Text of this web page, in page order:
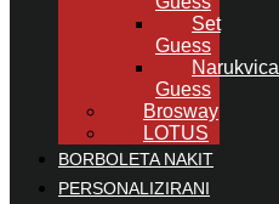
Set
Guess
Narukvica
Guess
Brosway
LOTUS
BORBOLETA NAKIT
PERSONALIZIRANI